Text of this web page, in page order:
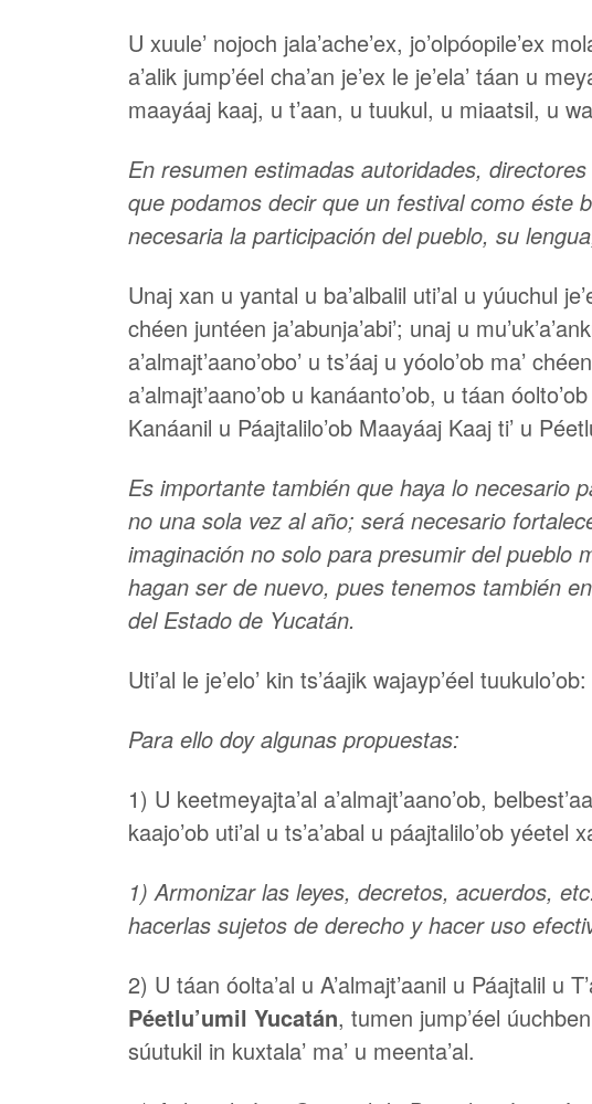
U xuule’ nojoch jala’ache’ex, jo’olpóopile’ex
a’alik jump’éel cha’an je’ex le je’ela’ táan u
maayáaj kaaj, u t’aan, u tuukul, u miaatsil, u
En resumen estimadas autoridades,
que podamos decir que un festival como éste
necesaria la participación del pueblo, su
Unaj xan u yantal u ba’albalil uti’al u yúuchul
chéen juntéen ja’abunja’abi’; unaj u
a’almajt’aano’obo’ u ts’áaj u yóolo’ob ma’
a’almajt’aano’ob u kanáanto’ob, u táan
Kanáanil u Páajtalilo’ob Maayáaj Kaaj ti’ u
Es importante también que haya lo necesario
no una sola vez al año; será necesario
imaginación no solo para presumir del pueblo
hagan ser de nuevo, pues tenemos también
del Estado de Yucatán.
Uti’al le je’elo’ kin ts’áajik wajayp’éel tuukulo’ob:
Para ello doy algunas propuestas:
1) U keetmeyajta’al a’almajt’aano’ob,
kaajo’ob uti’al u ts’a’abal u páajtalilo’ob yéetel
1) Armonizar las leyes, decretos, acuerdos,
hacerlas sujetos de derecho y hacer uso
2) U táan óolta’al u A’almajt’aanil u Páajtalil u
Péetlu’umil Yucatán, tumen jump’éel
súutukil in kuxtala’ ma’ u meenta’al.